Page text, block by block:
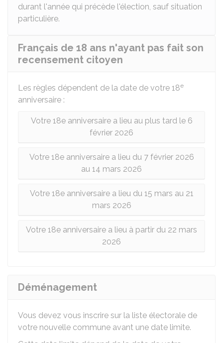
durant l'année qui précède l'élection, sauf situation
particulière.
Français de 18 ans n'ayant pas fait son
recensement citoyen
Les règles dépendent de la date de votre 18e
anniversaire :
Votre 18e anniversaire a lieu au plus tard le 6
février 2026
Votre 18e anniversaire a lieu du 7 février 2026
au 14 mars 2026
Votre 18e anniversaire a lieu du 15 mars au 21
mars 2026
Votre 18e anniversaire a lieu à partir du 22 mars
2026
Déménagement
Vous devez vous inscrire sur la liste électorale de
votre nouvelle commune avant une date limite.